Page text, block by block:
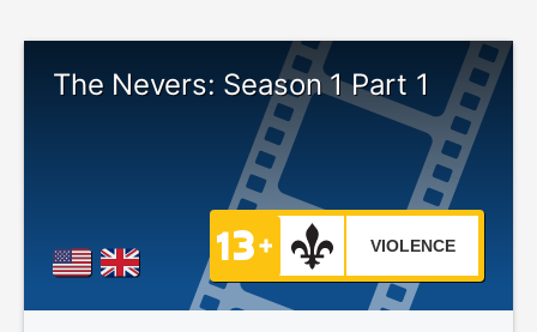
The Nevers: Season 1 Part 1
VIOLENCE